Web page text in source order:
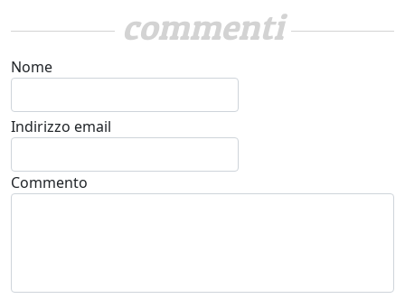
commenti
Nome
Indirizzo email
Commento